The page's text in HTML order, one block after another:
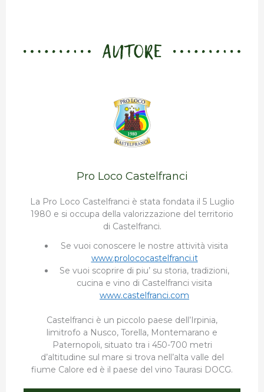
AUTORE
Pro Loco Castelfranci
La Pro Loco Castelfranci è stata fondata il 5 Luglio
1980 e si occupa della valorizzazione del territorio
di Castelfranci.
Se vuoi conoscere le nostre attività visita
www.prolococastelfranci.it
Se vuoi scoprire di piu’ su storia, tradizioni,
cucina e vino di Castelfranci visita
www.castelfranci.com
Castelfranci è un piccolo paese dell’Irpinia,
limitrofo a Nusco, Torella, Montemarano e
Paternopoli, situato tra i 450-700 metri
d’altitudine sul mare si trova nell’alta valle del
fiume Calore ed è il paese del vino Taurasi DOCG.